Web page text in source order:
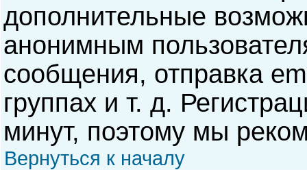
дополнительные
анонимным
сообщения, отправка
группах и т. д.
минут, поэтому мы
Вернуться к началу